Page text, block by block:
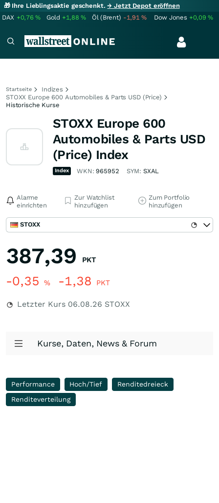
🎁 Ihre Lieblingsaktie geschenkt.→ Jetzt Depot eröffnen
DAX +0,76% Gold +1,88% Öl (Brent) -1,91% Dow Jones +0,09%
Startseite
Indizes
STOXX Europe 600 Automobiles & Parts USD (Price)
Historische Kurse
STOXX Europe 600
Automobiles & Parts USD
(Price) Index
Index WKN:965952 SYM: SXAL
Alarme
einrichten
Zur Watchlist
hinzufügen
Zum Portfolio
hinzufügen
STOXX
387,39 PKT
-0,35 % -1,38 PKT
Letzter Kurs 06.08.26 STOXX
Kurse, Daten, News & Forum
Performance Hoch/Tief
Renditedreieck
Renditeverteilung